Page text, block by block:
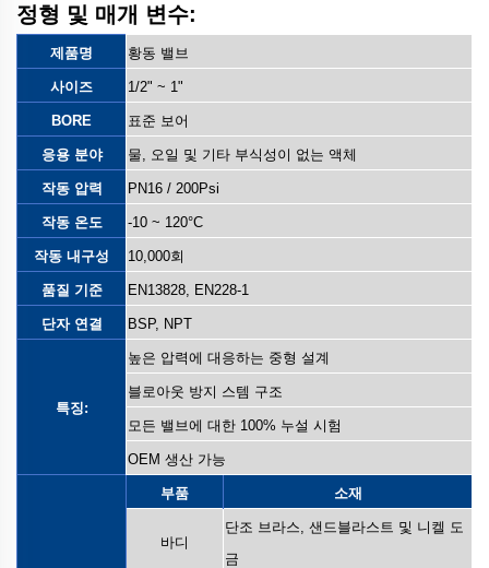
정형 및 매개 변수:
제품명 황동 밸브
사이즈 1/2" ~ 1"
BORE 표준 보어
응용 분야 물, 오일 및 기타 부식성이 없는 액체
작동 압력 PN16 / 200Psi
작동 온도 -10 ~ 120°C
작동 내구성 10,000회
품질 기준 EN13828, EN228-1
단자 연결 BSP, NPT
특징:
높은 압력에 대응하는 중형 설계
블로아웃 방지 스템 구조
모든 밸브에 대한 100% 누설 시험
OEM 생산 가능
부품 소재
바디
단조 브라스, 샌드블라스트 및 니켈 도
금